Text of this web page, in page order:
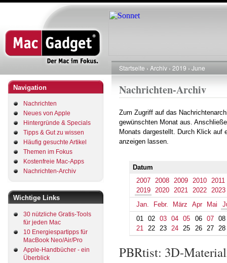
Direkt
zum
Navigation
Nachrichten
Neues von Apple
Hintergründe & Specials
Tipps & Gut zu wissen
Häufig gesuchte Artikel
Themen im Fokus
Kostenfreie Mac-Apps
Nachrichten-Archiv
Wichtige Links
30 nützliche Gratis-Tools
für jeden Mac
10 Energiespartipps für
MacBook Neo/Air/Pro
Apple-Handbücher - ein
Überblick
Pfadnavigation
Startseite Archiv 2019 June
Nachrichten-Archiv
Zum Zugriff auf das
gewünschten Monat aus.
Monats dargestellt. Durch Klick auf
anzeigen lassen.
Datum
2007
2008 2009 2010
2011
2019
2020 2021 2022
2023
Jan.
Febr. März Apr Mai
01
02 03 04 05 06 07
08
21
22 23 24 25 26 27 28
PBRtist: 3D-